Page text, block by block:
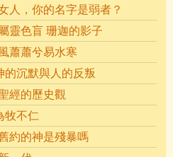
人，你的名字是弱者？
靈色盲 珊迦的影子
蕭蕭兮易水寒
的沉默與人的反叛
經的歷史觀
牧不仁
約的神是殘暴嗎